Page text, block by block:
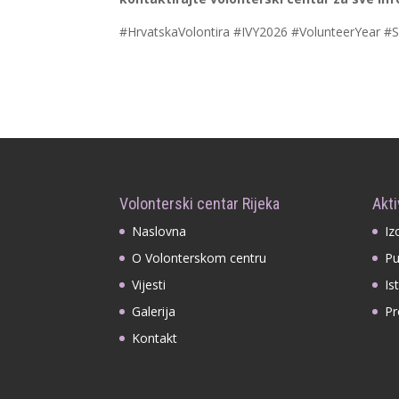
#HrvatskaVolontira #IVY2026 #VolunteerYear
Volonterski centar Rijeka
Naslovna
O Volonterskom centru
Vijesti
Galerija
Kontakt